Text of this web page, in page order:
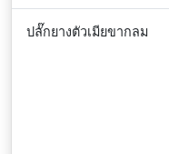
ปลั๊กยางตัวเมียขากลม